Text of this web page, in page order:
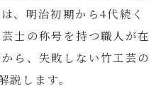
、明治初期から4代続く
士の称号を持つ職人が在
ら、失敗しない竹工芸の
します。